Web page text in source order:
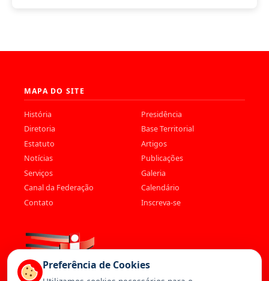
MAPA DO SITE
História
Presidência
Diretoria
Base Territorial
Estatuto
Artigos
Notícias
Publicações
Serviços
Galeria
Canal da Federação
Calendário
Contato
Inscreva-se
Preferência de Cookies